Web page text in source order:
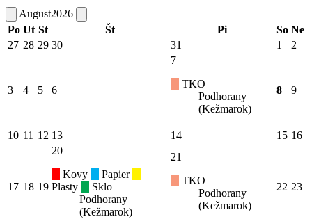
August2026
Po Ut St Št Pi So Ne
27 28 29 30 31 1 2
3 4 5 6
7
TKO
Podhorany
(Kežmarok)
8 9
10 11 12 13 14 15 16
17 18 19
20
Kovy
Papier
Plasty
Sklo
Podhorany
(Kežmarok)
21
TKO
Podhorany
(Kežmarok)
22 23